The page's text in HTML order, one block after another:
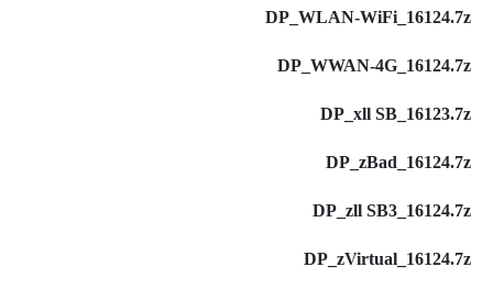
DP_WLAN-WiFi_16124.7z
DP_WWAN-4G_16124.7z
DP_xll SB_16123.7z
DP_zBad_16124.7z
DP_zll SB3_16124.7z
DP_zVirtual_16124.7z